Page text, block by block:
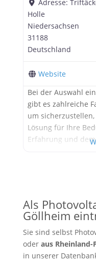
Adresse:
Holle
Niedersachsen
31188
Deutschland
Website
Bei der Auswahl
gibt es zahlreiche
um
Lösung für Ihre
Erfahrung und
Niedersachsen.
Als
Göllheim
Sie sind selbst
oder aus Rheinland-
in unserer